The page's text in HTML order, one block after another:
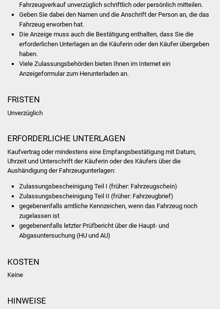
Sanierung Bizethalle
Ortsentwicklung
Bürger & Service
Bürgerinfos
Fahrzeugverkauf unverzüglich schriftlich oder persönlich mitteilen.
Geben Sie dabei den Namen und die Anschrift der Person an, die das
Fahrzeug erworben hat.
Die Anzeige muss auch die Bestätigung enthalten, dass Sie die
erforderlichen Unterlagen an die Käuferin oder den Käufer übergeben
haben.
Viele Zulassungsbehörden bieten Ihnen im Internet ein
Anzeigeformular zum Herunterladen an.
FRISTEN
Unverzüglich
ERFORDERLICHE UNTERLAGEN
Kaufvertrag oder mindestens eine Empfangsbestätigung mit Datum,
Uhrzeit und Unterschrift der Käuferin oder des Käufers über die
Aushändigung der Fahrzeugunterlagen:
Zulassungsbescheinigung Teil I (früher: Fahrzeugschein)
Zulassungsbescheinigung Teil II (früher: Fahrzeugbrief)
gegebenenfalls amtliche Kennzeichen, wenn das Fahrzeug noch
zugelassen ist
gegebenenfalls letzter Prüfbericht über die Haupt- und
Abgasuntersuchung (HU und AU)
KOSTEN
Keine
HINWEISE